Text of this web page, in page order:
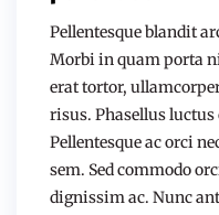
Pellentesque blandit
Morbi in quam porta
erat tortor,
risus. Phasellus
Pellentesque ac orci
sem. Sed commodo
dignissim ac. Nunc